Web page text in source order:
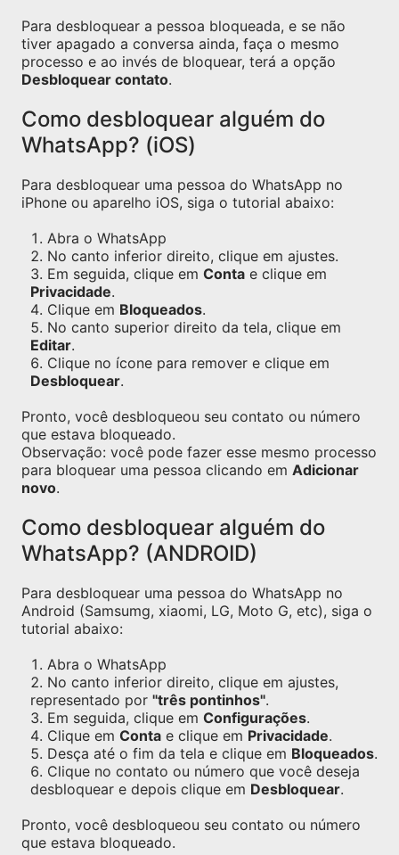
Para desbloquear a pessoa bloqueada, e se não
tiver apagado a conversa ainda, faça o mesmo
processo e ao invés de bloquear, terá a opção
Desbloquear contato.
Como desbloquear alguém do
WhatsApp? (iOS)
Para desbloquear uma pessoa do WhatsApp no
iPhone ou aparelho iOS, siga o tutorial abaixo:
Abra o WhatsApp
No canto inferior direito, clique em ajustes.
Em seguida, clique em Conta e clique em
Privacidade.
Clique em Bloqueados.
No canto superior direito da tela, clique em
Editar.
Clique no ícone para remover e clique em
Desbloquear.
Pronto, você desbloqueou seu contato ou número
que estava bloqueado.
Observação: você pode fazer esse mesmo processo
para bloquear uma pessoa clicando em Adicionar
novo.
Como desbloquear alguém do
WhatsApp? (ANDROID)
Para desbloquear uma pessoa do WhatsApp no
Android (Samsumg, xiaomi, LG, Moto G, etc), siga o
tutorial abaixo:
Abra o WhatsApp
No canto inferior direito, clique em ajustes,
representado por "três pontinhos".
Em seguida, clique em Configurações.
Clique em Conta e clique em Privacidade.
Desça até o fim da tela e clique em Bloqueados.
Clique no contato ou número que você deseja
desbloquear e depois clique em Desbloquear.
Pronto, você desbloqueou seu contato ou número
que estava bloqueado.